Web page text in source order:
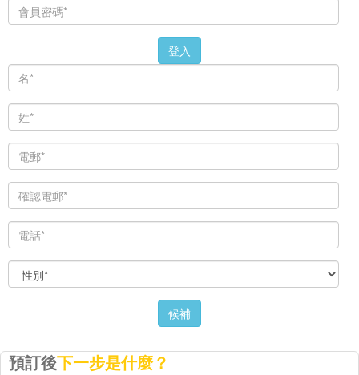
登入
候補
預訂後下一步是什麼？